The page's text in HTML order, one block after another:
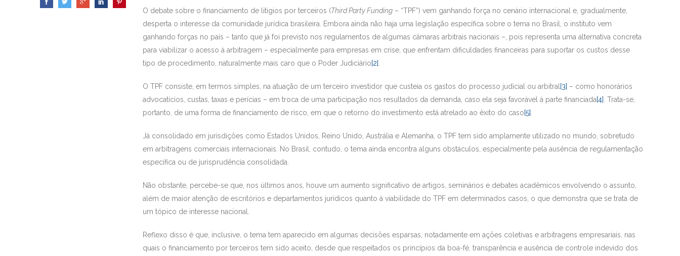
O debate sobre o financiamento de litígios por terceiros (Third Party Funding – “TPF”) vem ganhando força no cenário internacional e, gradualmente,
desperta o interesse da comunidade jurídica brasileira. Embora ainda não haja uma legislação específica sobre o tema no Brasil, o instituto vem
ganhando forças no país – tanto que já foi previsto nos regulamentos de algumas câmaras arbitrais nacionais –, pois representa uma alternativa concreta
para viabilizar o acesso à arbitragem – especialmente para empresas em crise, que enfrentam dificuldades financeiras para suportar os custos desse
tipo de procedimento, naturalmente mais caro que o Poder Judiciário[2]
O TPF consiste, em termos simples, na atuação de um terceiro investidor que custeia os gastos do processo judicial ou arbitral[3] – como honorários
advocatícios, custas, taxas e perícias – em troca de uma participação nos resultados da demanda, caso ela seja favorável à parte financiada[4] . Trata-se,
portanto, de uma forma de financiamento de risco, em que o retorno do investimento está atrelado ao êxito do caso[5]
Já consolidado em jurisdições como Estados Unidos, Reino Unido, Austrália e Alemanha, o TPF tem sido amplamente utilizado no mundo, sobretudo
em arbitragens comerciais internacionais. No Brasil, contudo, o tema ainda encontra alguns obstáculos, especialmente pela ausência de regulamentação
específica ou de jurisprudência consolidada.
Não obstante, percebe-se que, nos últimos anos, houve um aumento significativo de artigos, seminários e debates acadêmicos envolvendo o assunto,
além de maior atenção de escritórios e departamentos jurídicos quanto à viabilidade do TPF em determinados casos, o que demonstra que se trata de
um tópico de interesse nacional.
Reflexo disso é que, inclusive, o tema tem aparecido em algumas decisões esparsas, notadamente em ações coletivas e arbitragens empresariais, nas
quais o financiamento por terceiros tem sido aceito, desde que respeitados os princípios da boa-fé, transparência e ausência de controle indevido dos